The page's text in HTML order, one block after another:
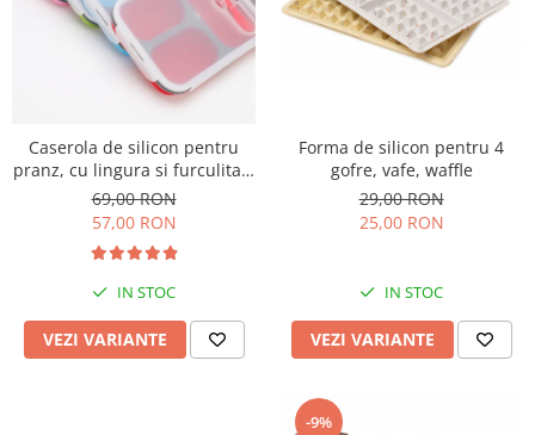
Caserola de silicon pentru
pranz, cu lingura si furculita 3
compartimente
69,00 RON
57,00 RON
IN STOC
VEZI VARIANTE
Forma de silicon pentru 4
gofre, vafe, waffle
29,00 RON
25,00 RON
IN STOC
VEZI VARIANTE
-9%